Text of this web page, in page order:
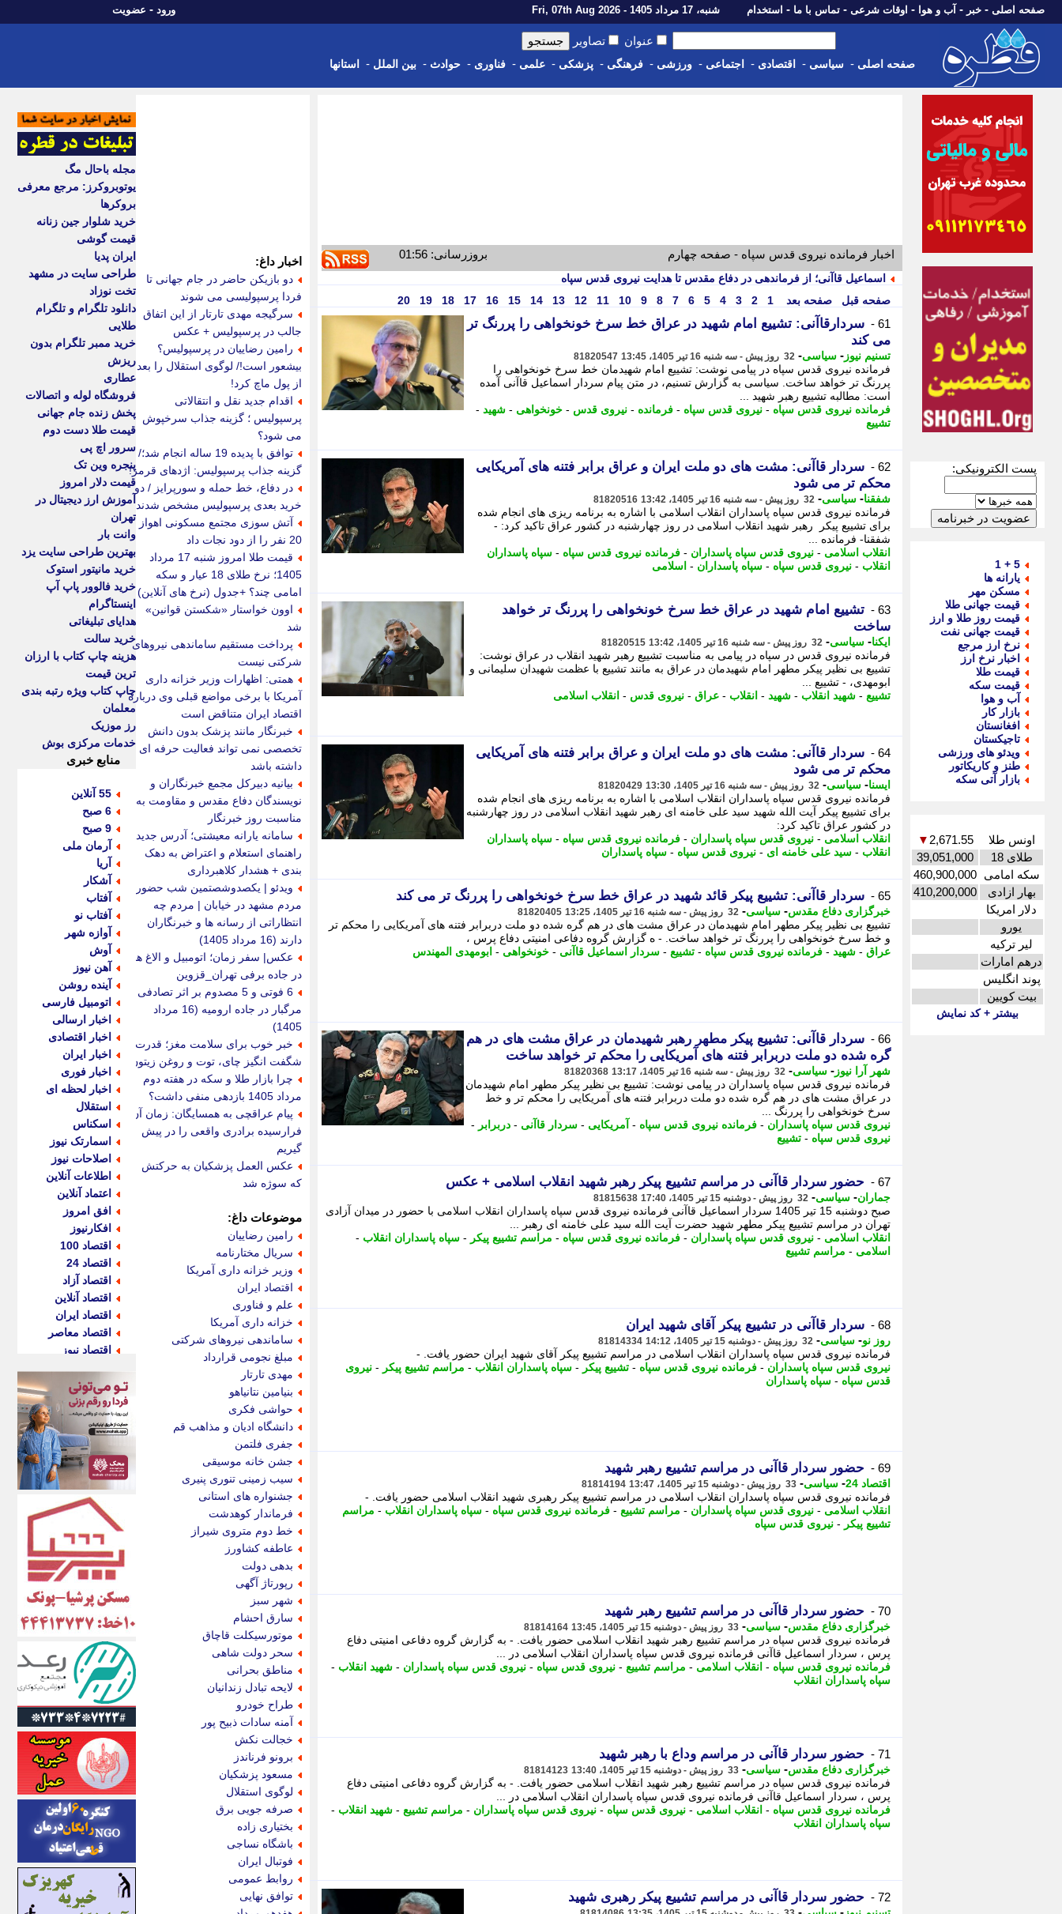
صفحه اصلی - خبر - آب و هوا - اوقات شرعی - تماس با ما - استخدام شنبه، 17 مرداد 1405 - Fri, 07th Aug 2026 ورود - عضویت
عنوان تصاویر
صفحه اصلی - سیاسی - اقتصادی - اجتماعی - ورزشی - فرهنگی - پزشکی - علمی - فناوری - حوادث - بین الملل - استانها
پست الکترونیکی:
5 + 1
یارانه ها
مسکن مهر
قیمت جهانی طلا
قیمت روز طلا و ارز
قیمت جهانی نفت
نرخ ارز مرجع
اخبار نرخ ارز
قیمت طلا
قیمت سکه
آب و هوا
بازار کار
افغانستان
تاجیکستان
ویدئو های ورزشی
طنز و کاریکاتور
بازار آتی سکه
اونس طلا 2,671.55
▼
طلای 18
39,051,000
سکه امامی 460,900,000
بهار ازادی
410,200,000
دلار امریکا
یورو
لیر ترکیه
درهم امارات
پوند انگلیس
بیت کویین
بیشتر + کد نمایش
اخبار فرمانده نیروی قدس سپاه - صفحه چهارم بروزرسانی: 01:56
اسماعیل قاآنی؛ از فرماندهی در دفاع مقدس تا هدایت نیروی قدس سپاه
صفحه قبل
صفحه بعد 1
2
3
4
5
6
7
8
9
10
11
12
13
14
15
16
17
18
19
20
61 -
سردارقاآنی: تشییع امام شهید در عراق خط سرخ خونخواهی را پررنگ تر
می کند
تسنیم نیوز - سیاسی- 32 روز پیش - سه شنبه 16 تیر 1405، 13:45 81820547
فرمانده نیروی قدس سپاه در پیامی نوشت: تشییع امام شهیدمان خط سرخ خونخواهی را
پررنگ تر خواهد ساخت. سیاسی به گزارش تسنیم، در متن پیام سردار اسماعیل قاآنی آمده
است: مطالبه تشییع رهبر شهید ...
فرمانده نیروی قدس سپاه - نیروی قدس سپاه - فرمانده - نیروی قدس - خونخواهی - شهید -
تشییع
62 -
سردار قاآنی: مشت های دو ملت ایران و عراق برابر فتنه های آمریکایی
محکم تر می شود
شفقنا- سیاسی- 32 روز پیش - سه شنبه 16 تیر 1405، 13:42 81820516
فرمانده نیروی قدس سپاه پاسداران انقلاب اسلامی با اشاره به برنامه ریزی های انجام شده
برای تشییع پیکر رهبر شهید انقلاب اسلامی در روز چهارشنبه در کشور عراق تاکید کرد: -
شفقنا- فرمانده ...
انقلاب اسلامی - نیروی قدس سپاه پاسداران - فرمانده نیروی قدس سپاه - سپاه پاسداران
انقلاب - نیروی قدس سپاه - سپاه پاسداران - اسلامی
63 -
تشییع امام شهید در عراق خط سرخ خونخواهی را پررنگ تر خواهد
ساخت
ایکنا- سیاسی- 32 روز پیش - سه شنبه 16 تیر 1405، 13:42 81820515
فرمانده نیروی قدس در سپاه در پیامی به مناسبت تشییع رهبر شهید انقلاب در عراق نوشت:
تشییع بی نظیر پیکر مطهر امام شهیدمان در عراق به مانند تشییع با عظمت شهیدان سلیمانی و
ابومهدی، - تشییع ...
تشییع - شهید انقلاب - شهید - انقلاب - عراق - نیروی قدس - انقلاب اسلامی
64 -
سردار قاآنی: مشت های دو ملت ایران و عراق برابر فتنه های آمریکایی
محکم تر می شود
ایسنا- سیاسی- 32 روز پیش - سه شنبه 16 تیر 1405، 13:30 81820429
فرمانده نیروی قدس سپاه پاسداران انقلاب اسلامی با اشاره به برنامه ریزی های انجام شده
برای تشییع پیکر آیت الله شهید سید علی خامنه ای رهبر شهید انقلاب اسلامی در روز چهارشنبه
در کشور عراق تاکید کرد:
انقلاب اسلامی - نیروی قدس سپاه پاسداران - فرمانده نیروی قدس سپاه - سپاه پاسداران
انقلاب - سید علی خامنه ای - نیروی قدس سپاه - سپاه پاسداران
65 - سردار قاآنی: تشییع پیکر قائد شهید در عراق خط سرخ خونخواهی را پررنگ تر می کند
خبرگزاری دفاع مقدس- سیاسی- 32 روز پیش - سه شنبه 16 تیر 1405، 13:25 81820405
تشییع بی نظیر پیکر مطهر امام شهیدمان در عراق مشت های در هم گره شده دو ملت دربرابر فتنه های آمریکایی را محکم تر
و خط سرخ خونخواهی را پررنگ تر خواهد ساخت. - ه گزارش گروه دفاعی امنیتی دفاع پرس ،
عراق - شهید - فرمانده نیروی قدس سپاه - تشییع - سردار اسماعیل قاآنی - خونخواهی - ابومهدی المهندس
66 -
سردار قاآنی: تشییع پیکر مطهر رهبر شهیدمان در عراق مشت های در هم
گره شده دو ملت دربرابر فتنه های آمریکایی را محکم تر خواهد ساخت
شهر آرا نیوز - سیاسی- 32 روز پیش - سه شنبه 16 تیر 1405، 13:17 81820368
فرمانده نیروی قدس سپاه پاسداران در پیامی نوشت: تشییع بی نظیر پیکر مطهر امام شهیدمان
در عراق مشت های در هم گره شده دو ملت دربرابر فتنه های آمریکایی را محکم تر و خط
سرخ خونخواهی را پررنگ ...
نیروی قدس سپاه پاسداران - فرمانده نیروی قدس سپاه - آمریکایی - سردار قاآنی - دربرابر -
نیروی قدس سپاه - تشییع
67 - حضور سردار قاآنی در مراسم تشییع پیکر رهبر شهید انقلاب اسلامی + عکس
جماران- سیاسی- 32 روز پیش - دوشنبه 15 تیر 1405، 17:40 81815638
صبح دوشنبه 15 تیر 1405 سردار اسماعیل قاآنی فرمانده نیروی قدس سپاه پاسداران انقلاب اسلامی با حضور در میدان آزادی
تهران در مراسم تشییع پیکر مطهر شهید حضرت آیت الله سید علی خامنه ای رهبر ...
انقلاب اسلامی - نیروی قدس سپاه پاسداران - فرمانده نیروی قدس سپاه - مراسم تشییع پیکر - سپاه پاسداران انقلاب -
اسلامی - مراسم تشییع
68 - سردار قاآنی در تشییع پیکر آقای شهید ایران
روز نو- سیاسی- 32 روز پیش - دوشنبه 15 تیر 1405، 14:12 81814334
فرمانده نیروی قدس سپاه پاسداران انقلاب اسلامی در مراسم تشییع پیکر آقای شهید ایران حضور یافت. -
نیروی قدس سپاه پاسداران - فرمانده نیروی قدس سپاه - تشییع پیکر - سپاه پاسداران انقلاب - مراسم تشییع پیکر - نیروی
قدس سپاه - سپاه پاسداران
69 - حضور سردار قاآنی در مراسم تشییع رهبر شهید
اقتصاد 24 - سیاسی- 33 روز پیش - دوشنبه 15 تیر 1405، 13:47 81814194
فرمانده نیروی قدس سپاه پاسداران انقلاب اسلامی در مراسم تشییع پیکر رهبری شهید انقلاب اسلامی حضور یافت. -
انقلاب اسلامی - نیروی قدس سپاه پاسداران - مراسم تشییع - فرمانده نیروی قدس سپاه - سپاه پاسداران انقلاب - مراسم
تشییع پیکر - نیروی قدس سپاه
70 - حضور سردار قاآنی در مراسم تشییع رهبر شهید
خبرگزاری دفاع مقدس- سیاسی- 33 روز پیش - دوشنبه 15 تیر 1405، 13:45 81814164
فرمانده نیروی قدس سپاه در مراسم تشییع رهبر شهید انقلاب اسلامی حضور یافت. - به گزارش گروه دفاعی امنیتی دفاع
پرس ، سردار اسماعیل قاآنی فرمانده نیروی قدس سپاه پاسداران انقلاب اسلامی در ...
فرمانده نیروی قدس سپاه - انقلاب اسلامی - مراسم تشییع - نیروی قدس سپاه - نیروی قدس سپاه پاسداران - شهید انقلاب -
سپاه پاسداران انقلاب
71 - حضور سردار قاآنی در مراسم وداع با رهبر شهید
خبرگزاری دفاع مقدس- سیاسی- 33 روز پیش - دوشنبه 15 تیر 1405، 13:40 81814123
فرمانده نیروی قدس سپاه در مراسم تشییع رهبر شهید انقلاب اسلامی حضور یافت. - به گزارش گروه دفاعی امنیتی دفاع
پرس ، سردار اسماعیل قاآنی فرمانده نیروی قدس سپاه پاسداران انقلاب اسلامی در ...
فرمانده نیروی قدس سپاه - انقلاب اسلامی - نیروی قدس سپاه - نیروی قدس سپاه پاسداران - مراسم تشییع - شهید انقلاب -
سپاه پاسداران انقلاب
72 - حضور سردار قاآنی در مراسم تشییع پیکر رهبری شهید
اخبار داغ:
دو بازیکن حاضر در جام جهانی تا
فردا پرسپولیسی می شوند
سرگیجه مهدی تارتار از این اتفاق
جالب در پرسپولیس + عکس
رامین رضاییان در پرسپولیس؟
بیشعور است!/ لوگوی استقلال را بعد
از پول ماچ کرد!
اقدام جدید نقل و انتقالاتی
پرسپولیس ؛ گزینه جذاب سرخپوش
می شود؟
توافق با پدیده 19 ساله انجام شد؛/
گزینه جذاب پرسپولیس: اژدهای قرمز!
در دفاع، خط حمله و سورپرایز / دو
خرید بعدی پرسپولیس مشخص شدند
آتش سوزی مجتمع مسکونی اهواز
20 نفر را از دود نجات داد
قیمت طلا امروز شنبه 17 مرداد
1405؛ نرخ طلای 18 عیار و سکه
امامی چند؟ +جدول (نرخ های آنلاین)
اوون خواستار «شکستن قوانین»
شد
پرداخت مستقیم ساماندهی نیروهای
شرکتی نیست
همتی: اظهارات وزیر خزانه داری
آمریکا با برخی مواضع قبلی وی درباره
اقتصاد ایران متناقض است
خبرنگار مانند پزشک بدون دانش
تخصصی نمی تواند فعالیت حرفه ای
داشته باشد
بیانیه دبیرکل مجمع خبرنگاران و
نویسندگان دفاع مقدس و مقاومت به
مناسبت روز خبرنگار
سامانه یارانه معیشتی؛ آدرس جدید،
راهنمای استعلام و اعتراض به دهک
بندی + هشدار کلاهبرداری
ویدئو | یکصدوشصتمین شب حضور
مردم مشهد در خیابان | مردم چه
انتظاراتی از رسانه ها و خبرنگاران
دارند (16 مرداد 1405)
عکس| سفر زمان؛ اتومبیل و الاغ ها
در جاده برفی تهران_قزوین
6 فوتی و 5 مصدوم بر اثر تصادفی
مرگبار در جاده ارومیه (16 مرداد
1405)
خبر خوب برای سلامت مغز؛ قدرت
شگفت انگیز چای، توت و روغن زیتون
چرا بازار طلا و سکه در هفته دوم
مرداد 1405 بازدهی منفی داشت؟
پیام عراقچی به همسایگان: زمان آن
فرارسیده برادری واقعی را در پیش
گیریم
عکس العمل پزشکیان به حرکتش
که سوژه شد
موضوعات داغ:
رامین رضاییان
سریال مختارنامه
وزیر خزانه داری آمریکا
اقتصاد ایران
علم و فناوری
خزانه داری آمریکا
ساماندهی نیروهای شرکتی
مبلغ نجومی قرارداد
مهدی تارتار
بنیامین نتانیاهو
حواشی فکری
دانشگاه ادیان و مذاهب قم
جفری فلتمن
جشن خانه موسیقی
سیب زمینی تنوری پنیری
جشنواره های استانی
فرماندار کوهدشت
خط دوم متروی شیراز
عاطفه کشاورز
بدهی دولت
رپورتاژ آگهی
شهر سبز
سارق احشام
موتورسیکلت قاچاق
سحر دولت شاهی
مناطق بحرانی
لایحه تبادل زندانیان
طراح خودرو
آمنه سادات ذبیح پور
خجالت نکش
برونو فرناندز
مسعود پزشکیان
لوگوی استقلال
صرفه جویی برق
بختیاری زاده
باشگاه نساجی
فوتبال ایران
روابط عمومی
توافق نهایی
مجله باحال مگ
یوتوبروکرز: مرجع معرفی
بروکرها
خرید شلوار جین زنانه
قیمت گوشی
ایران پدیا
طراحی سایت در مشهد
تخت نوزاد
دانلود تلگرام و تلگرام
طلایی
خرید ممبر تلگرام بدون
ریزش
عطاری
فروشگاه لوله و اتصالات
پخش زنده جام جهانی
قیمت طلا دست دوم
سرور اچ پی
پنجره وین تک
قیمت دلار امروز
آموزش ارز دیجیتال در
تهران
وانت بار
بهترین طراحی سایت یزد
خرید مانیتور استوک
خرید فالوور پاپ آپ
اینستاگرام
هدایای تبلیغاتی
خرید سالت
هزینه چاپ کتاب با ارزان
ترین قیمت
چاپ کتاب ویژه رتبه بندی
معلمان
رز موزیک
خدمات مرکزی بوش
منابع خبری
55 آنلاین
6 صبح
9 صبح
آرمان ملی
آریا
آشکار
آفتاب
آفتاب نو
آوازه شهر
آوش
آهن نیوز
آینده روشن
اتومبیل فارسی
اخبار ارسالی
اخبار اقتصادی
اخبار ایران
اخبار فوری
اخبار لحظه ای
استقلال
اسکناس
اسمارتک نیوز
اصلاحات نیوز
اطلاعات آنلاین
اعتماد آنلاین
افق امروز
افکارنیوز
اقتصاد 100
اقتصاد 24
اقتصاد آزاد
اقتصاد آنلاین
اقتصاد ایران
اقتصاد معاصر
اقتصاد نیوز
اکوفارس
اکونگار
اکونیوز
الف
انتشار آنلاین
اندیشه قرن
اندیشه معاصر
اندیشه ها
انرژی پرس
ای استخدام
ایتنا
ایراف
ایران آرت
ایران آنلاین
ایران زندگی
ایران فوری
ایرانی روز
ایرانیتال
ایرنا
ایسکانیوز
ایسنا
ایکنا
ایلنا
اینتیتر
ایونا نیوز
بازتاب آنلاین
باشگاه خبرنگاران
باغستان نیوز
بامبوک
ببین و بخون
بدینسان